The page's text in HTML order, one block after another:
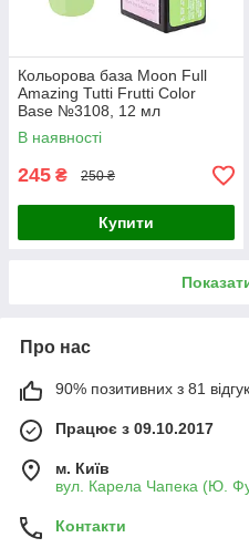
Кольорова база Moon Full
Amazing Tutti Frutti Color
Base №3108, 12 мл
В наявності
245 ₴ 250 ₴
Купити
Про нас
90% позитивних з 81
Працює з 09.10.2017
м. Київ
вул. Карела Чапека (Ю.
Контакти